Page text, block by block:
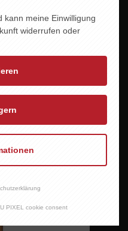
ROSÉ FEINHERB
kann meine Einwilligung
widerrufen oder
PIXEL cookie consent